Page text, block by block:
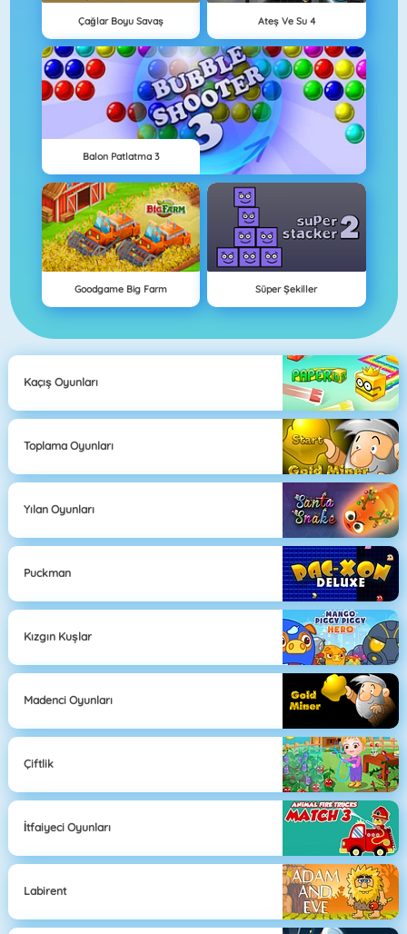
Çağlar Boyu Savaş Ateş Ve Su 4
Balon Patlatma 3
Goodgame Big Farm Süper Şekiller
Kaçış Oyunları
Toplama Oyunları
Yılan Oyunları
Puckman
Kızgın Kuşlar
Madenci Oyunları
Çiftlik
İtfaiyeci Oyunları
Labirent